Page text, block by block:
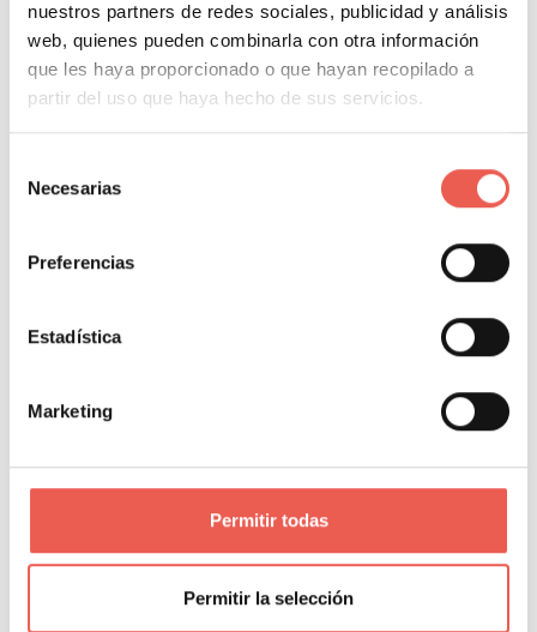
nuestros partners de redes sociales, publicidad y análisis
web, quienes pueden combinarla con otra información
que les haya proporcionado o que hayan recopilado a
partir del uso que haya hecho de sus servicios.
Necesarias
Preferencias
Estadística
Marketing
Permitir todas
Permitir la selección
7. Soporte especializado y
adaptado al sector
Son gente de radio y por ello hablan tu mismo idioma
y te ofrecen un soporte especializado y adaptado a
8. Y todo ello, ¡sin subir las
Además de todos estos servicios, en EmitirOnline
mantener las
tarifas a todos sus clientes
. En los últimos años, no
han subido ninguna de ellas y siguen asumiendo
todos los aumentos de costes, sin repercutir estas
subidas a sus clientes.
Y aunque esto supone un gran esfuerzo, su